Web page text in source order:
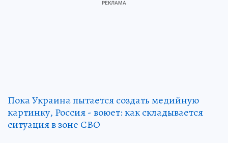
Пока Украина пытается создать медийную
картинку, Россия - воюет: как складывается
ситуация в зоне СВО